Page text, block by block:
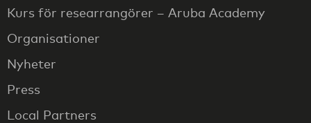
Kurs för researrangörer – Aruba Academy
Organisationer
Nyheter
Press
Local Partners